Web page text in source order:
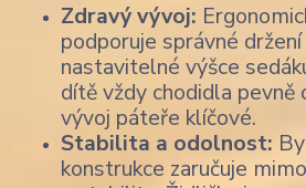
Zdravý vývoj:
podporuje správné
nastavitelné výšce
dítě vždy chodidla pevně
vývoj páteře klíčové.
Stabilita a odolnost:
konstrukce zaručuje